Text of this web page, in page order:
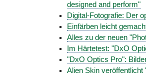
designed and perform"
Digital-Fotografie: Der
Einfärben leicht
Alles zu der neuen
Im Härtetest: "DxO
"DxO Optics Pro":
Alien Skin veröffentlicht